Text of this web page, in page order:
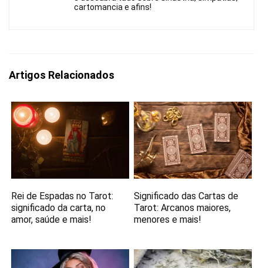
cartomancia e afins!
Artigos Relacionados
Rei de Espadas no Tarot:
significado da carta, no
amor, saúde e mais!
Significado das Cartas de
Tarot: Arcanos maiores,
menores e mais!